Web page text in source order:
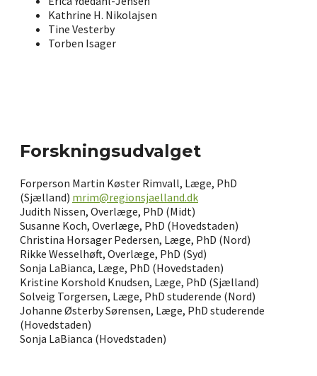
Kathrine H. Nikolajsen
Tine Vesterby
Torben Isager
Forskningsudvalget
Forperson Martin Køster Rimvall, Læge, PhD
(Sjælland) mrim@regionsjaelland.dk
Judith Nissen, Overlæge, PhD (Midt)
Susanne Koch, Overlæge, PhD (Hovedstaden)
Christina Horsager Pedersen, Læge, PhD (Nord)
Rikke Wesselhøft, Overlæge, PhD (Syd)
Sonja LaBianca, Læge, PhD (Hovedstaden)
Kristine Korshold Knudsen, Læge, PhD (Sjælland)
Solveig Torgersen, Læge, PhD studerende (Nord)
Johanne Østerby Sørensen, Læge, PhD studerende
(Hovedstaden)
Sonja LaBianca (Hovedstaden)